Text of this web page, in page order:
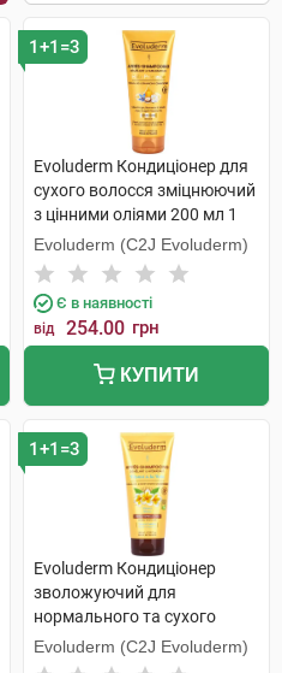
1+1=3
Evoluderm Кондиціонер для
сухого волосся зміцнюючий
з цінними оліями 200 мл 1
туба
Evoluderm (C2J Evoluderm)
Є в наявності
від 254.00 грн
КУПИТИ
1+1=3
Evoluderm Кондиціонер
зволожуючий для
нормального та сухого
волосся 200 мл 1 туба
Evoluderm (C2J Evoluderm)